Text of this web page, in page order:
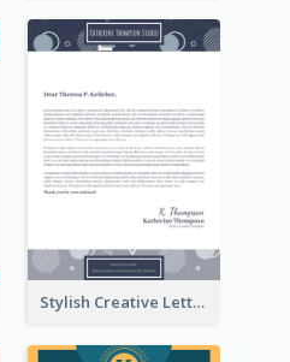
Stylish Creative Letterhead